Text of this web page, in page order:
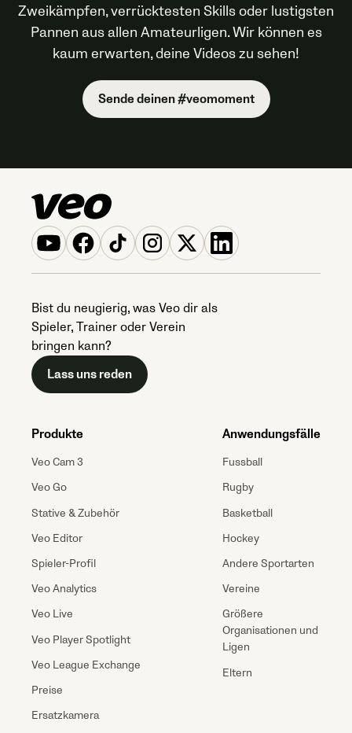
Zweikämpfen, verrücktesten Skills oder lustigsten
Pannen aus allen Amateurligen. Wir können es
kaum erwarten, deine Videos zu sehen!
Sende deinen#veomoment
Bist du neugierig, was Veo dir als
Spieler, Trainer oder Verein
bringen kann?
Lass uns reden
Produkte
Veo Cam 3
Veo Go
Stative & Zubehör
Veo Editor
Spieler-Profil
Veo Analytics
Veo Live
Veo Player Spotlight
Veo League Exchange
Preise
Ersatzkamera
Anwendungsfälle
Fussball
Rugby
Basketball
Hockey
Andere Sportarten
Vereine
Größere
Organisationen und
Ligen
Eltern